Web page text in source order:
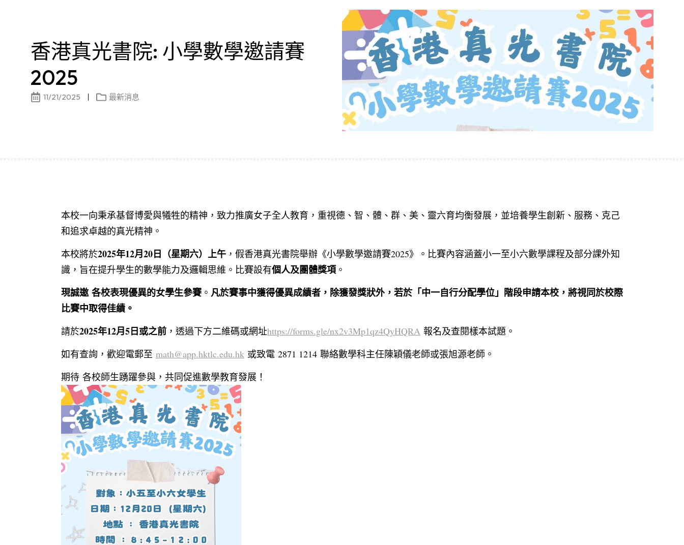
香港真光書院: 小學數學邀請賽
2025
11/21/2025 最新消息
本校一向秉承基督博愛與犧牲的精神，致力推廣女子全人教育， 重視德、智、體、群、美、靈六育均衡發展，並培養學生創新、 服務、克己
和追求卓越的真光精神。
本校將於2025年12月20日（星期六）上午 ， 假香港真光書院舉辦《小學數學邀請賽2025》。 比賽內容涵蓋小一至小六數學課程及部分課外知
識， 旨在提升學生的數學能力及邏輯思維。比賽設有個人及團體獎項 。
現誠邀各校表現優異的女學生參賽。 凡於賽事中獲得優異成績者， 除獲發獎狀外，若於「中一自行分配學位」階段申請本校， 將視同於校際
比賽中取得佳績。
請於2025年12月5日或之前 ，透過下方二維碼或網址https://forms.gle/nx2v3Mp1qz4QyHQRA 報名及查閱樣本試題。
如有查詢，歡迎電郵至 math@app.hktlc.edu.hk 或致電 2871 1214 聯絡數學科主任陳穎儀老師或張旭源老師。
期待 各校師生踴躍參與，共同促進數學教育發展！